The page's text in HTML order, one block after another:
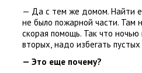
— Да с тем же домом. Найти
не было пожарной части. Там
скорая помощь. Так что
вторых, надо избегать
— Это еще почему?